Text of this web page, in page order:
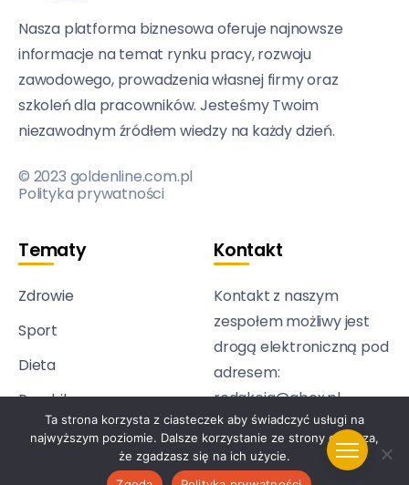
Nasza platforma biznesowa oferuje najnowsze
informacje na temat rynku pracy, rozwoju
zawodowego, prowadzenia własnej firmy oraz
szkoleń dla pracowników. Jesteśmy Twoim
niezawodnym źródłem wiedzy na każdy dzień.
© 2023 goldenline.com.pl
Polityka prywatności
Tematy
Zdrowie
Sport
Dieta
Psychika
Technologia
Kontakt
Kontakt z naszym
zespołem możliwy jest
drogą elektroniczną pod
adresem:
redakcja@abcx.pl
Ta strona korzysta z ciasteczek aby świadczyć usługi na
najwyższym poziomie. Dalsze korzystanie ze strony oznacza,
że zgadzasz się na ich użycie.